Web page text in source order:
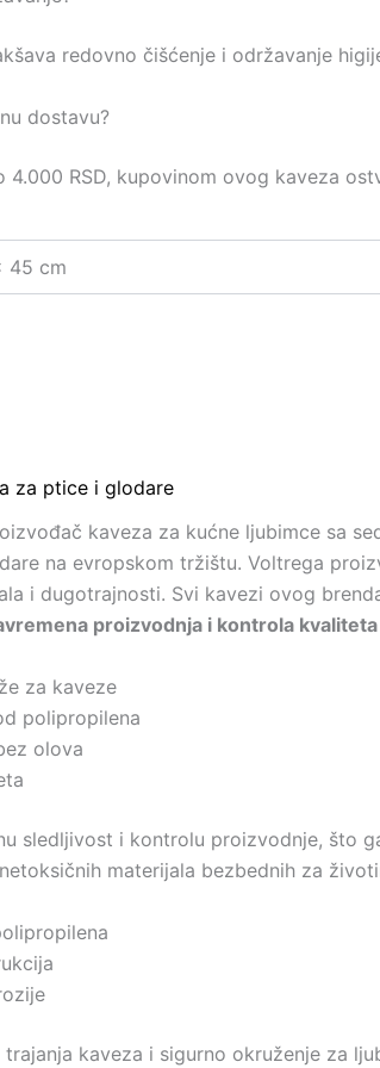
redovno čišćenje i održavanje
dostavu?
RSD, kupovinom ovog kaveza
45 cm
za ptice i glodare
kaveza za kućne ljubimce sa
na evropskom tržištu. Voltrega
i dugotrajnosti. Svi kavezi ovog
proizvodnja i kontrola kvaliteta
za kaveze
polipropilena
olova
sledljivost i kontrolu proizvodnje, što
materijala bezbednih za
kaveza i sigurno okruženje za